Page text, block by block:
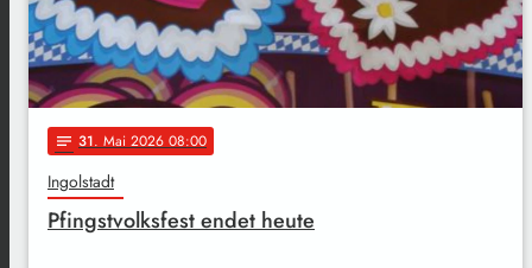
notes 31. Mai 2026 08:00
Ingolstadt
Pfingstvolksfest endet heute